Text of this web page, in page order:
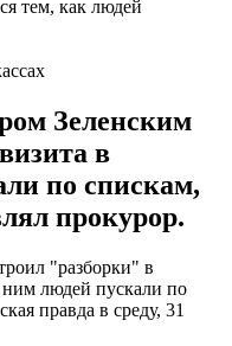
Зеленским
в
по спискам,
прокурор.
"разборки" в
ним людей пускали по
правда в среду, 31